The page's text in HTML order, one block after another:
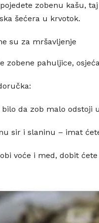
zobenu kašu,
šećera u krvotok.
su za mršavljenje
zobene pahuljice,
bilo da zob malo odstoji
sir i slaninu – imat
voće i med, dobit